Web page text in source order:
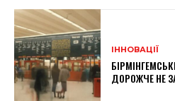
ІННОВАЦІЇ
ДОРОЖЧЕ НЕ